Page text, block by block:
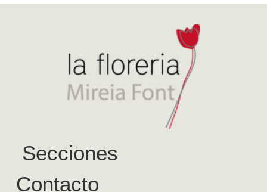
Secciones
Contacto